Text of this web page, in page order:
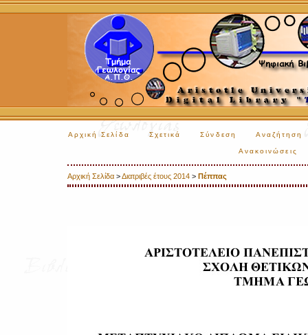
Αρχική Σελίδα Σχετικά Σύνδεση Αναζήτηση
Ανακοινώσεις
Αρχική Σελίδα >Διατριβές έτους 2014 > Πέππας